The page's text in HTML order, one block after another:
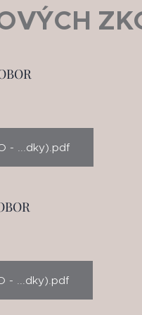
- ...dky).pdf
- ...dky).pdf